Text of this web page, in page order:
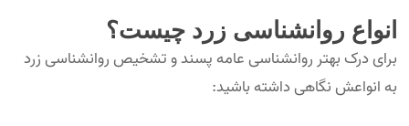
انواع روانشناسی زرد چیست؟
برای درک بهتر روانشناسی عامه پسند و تشخیص روانشناسی زرد
به انواعش نگاهی داشته باشید: